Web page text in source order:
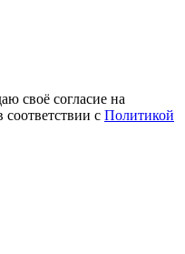
своё согласие на
соответствии с Политикой